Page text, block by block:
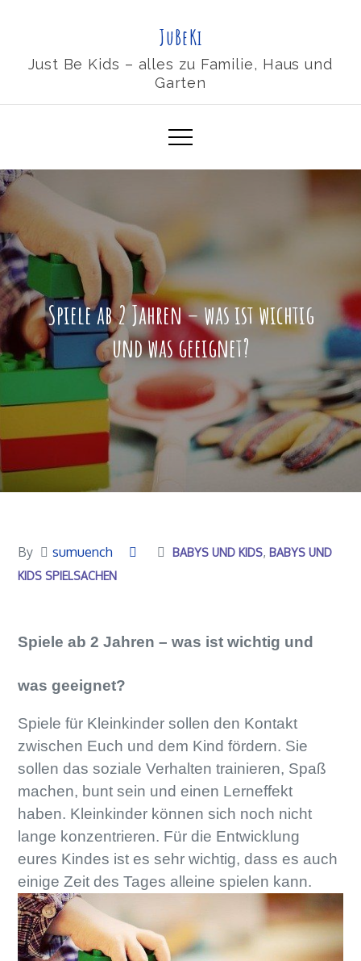
content
JuBeKi
Just Be Kids – alles zu Familie, Haus und
Garten
Spiele ab 2 Jahren – was ist wichtig
und was geeignet?
By sumuench BABYS UND KIDS BABYS UND
KIDS SPIELSACHEN
Spiele ab 2 Jahren – was ist wichtig und
was geeignet?
Spiele für Kleinkinder sollen den Kontakt
zwischen Euch und dem Kind fördern. Sie
sollen das soziale Verhalten trainieren, Spaß
machen, bunt sein und einen Lerneffekt
haben. Kleinkinder können sich noch nicht
lange konzentrieren. Für die Entwicklung
eures Kindes ist es sehr wichtig, dass es auch
einige Zeit des Tages alleine spielen kann.